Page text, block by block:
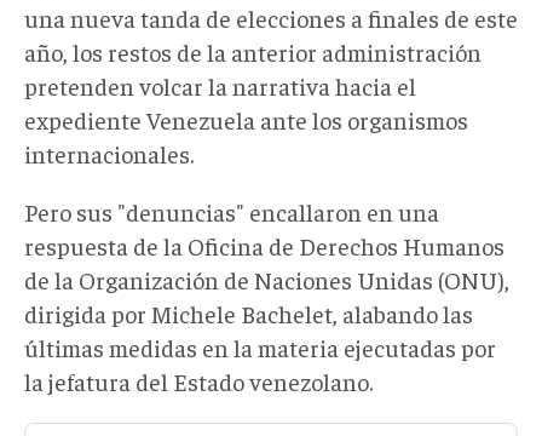
una nueva tanda de elecciones a finales de este
año, los restos de la anterior administración
pretenden volcar la narrativa hacia el
expediente Venezuela ante los organismos
internacionales.
Pero sus "denuncias" encallaron en una
respuesta de la Oficina de Derechos Humanos
de la Organización de Naciones Unidas (ONU),
dirigida por Michele Bachelet, alabando las
últimas medidas en la materia ejecutadas por
la jefatura del Estado venezolano.